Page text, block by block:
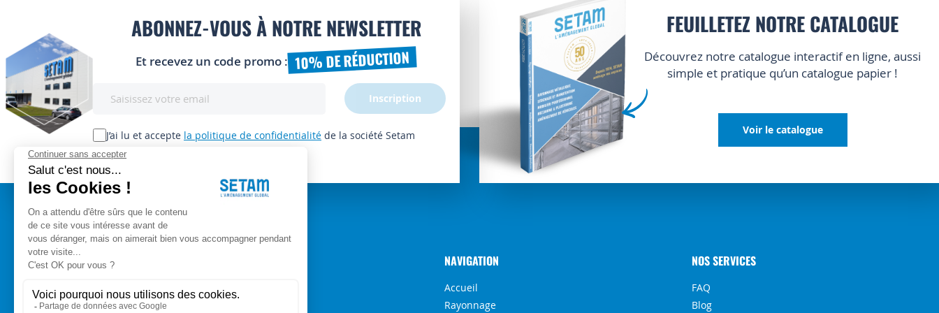
ABONNEZ-VOUS À NOTRE NEWSLETTER
Et recevez un code promo : 10% DE RÉDUCTION
lettre
d’information
:
J’ai lu et accepte la politique de confidentialité de la société Setam
Inscription
FEUILLETEZ NOTRE CATALOGUE
Découvrez notre catalogue interactif en ligne, aussi
simple et pratique qu’un catalogue papier !
Voir le catalogue
Setam Siège Social
153, rue de L'Arve
Qui sommes-nous ?
NAVIGATION
Accueil
Rayonnage
NOS SERVICES
FAQ
Blog